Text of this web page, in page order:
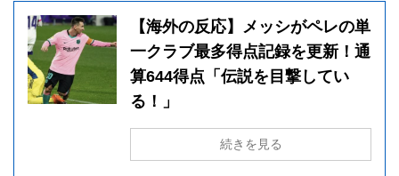
【海外の反応】メッシがペレの単
一クラブ最多得点記録を更新！通
算644得点「伝説を目撃してい
る！」
続きを見る